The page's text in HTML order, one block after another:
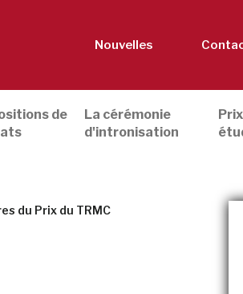
Nouvelles
de
La cérémonie
d'intronisation
du Prix du TRMC